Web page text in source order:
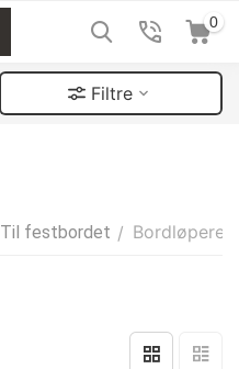
0
Filtre
Til festbordet / Bordløpere